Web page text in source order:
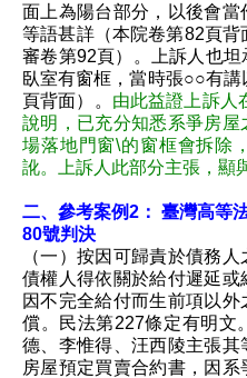
面上為陽台部分，以後會
等語甚詳（本院卷第82頁
審卷第92頁）。上訴人也
臥室有窗框，當時張○○有
頁背面）。 由此益證上訴人
說明，已充分知悉系爭房
場落地門窗\的窗框會拆除
訛。上訴人此部分主張，顯
二、參考案例2： 臺灣高等
80號判決
（一）按因可歸責於債務
債權人得依關於給付遲延或
因不完全給付而生前項以
償。民法第227條定有明文
德、李惟得、汪西陵主張
房屋預定買賣合約書，因